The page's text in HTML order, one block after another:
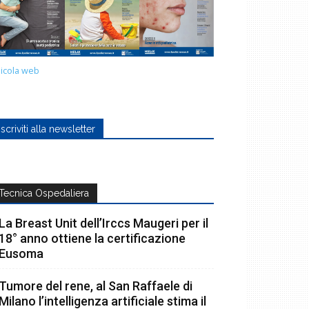
web
alla newsletter
Ospedaliera
Breast Unit dell’Irccs Maugeri per il
anno ottiene la certificazione
del rene, al San Raffaele di
l’intelligenza artificiale stima il